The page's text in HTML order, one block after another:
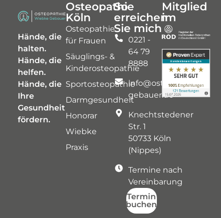
Hände, die
halten.
Hände, die
helfen.
Hände, die
Ihre
Gesundheit
fördern.
Osteopathie
Köln
Osteopathie
für Frauen
Säuglings- &
Kinderosteopathie
Sportosteopathie
Darmgesundheit
Honorar
Wiebke
Praxis
So
erreichen
Sie mich
0221 -
64 79
8888
info@osteopathie-
gebauer.de
Knechtstedener
Str. 1
50733 Köln
(Nippes)
Termine nach
Vereinbarung
Termin
buchen
Mitglied
im